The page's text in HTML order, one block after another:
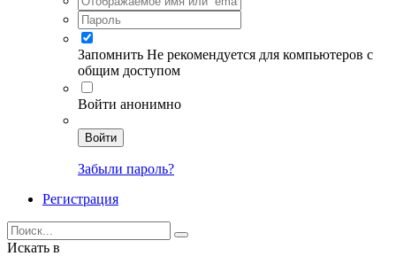
Запомнить Не рекомендуется для компьютеров с
общим доступом
Войти анонимно
Войти
Забыли пароль?
Регистрация
Искать в